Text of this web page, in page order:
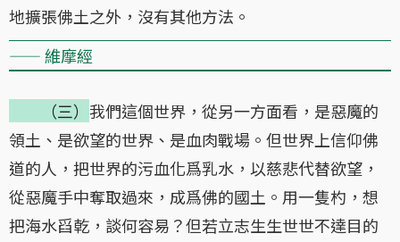
地擴張佛土之外，沒有其他方法。
—— 維摩經
（三） 我們這個世界，從另一方面看，是惡魔的
領土、是欲望的世界、是血肉戰場。但世界上信仰佛
道的人，把世界的污血化爲乳水，以慈悲代替欲望，
從惡魔手中奪取過來，成爲佛的國土。用一隻杓，想
把海水舀乾，談何容易？但若立志生生世世不達目的